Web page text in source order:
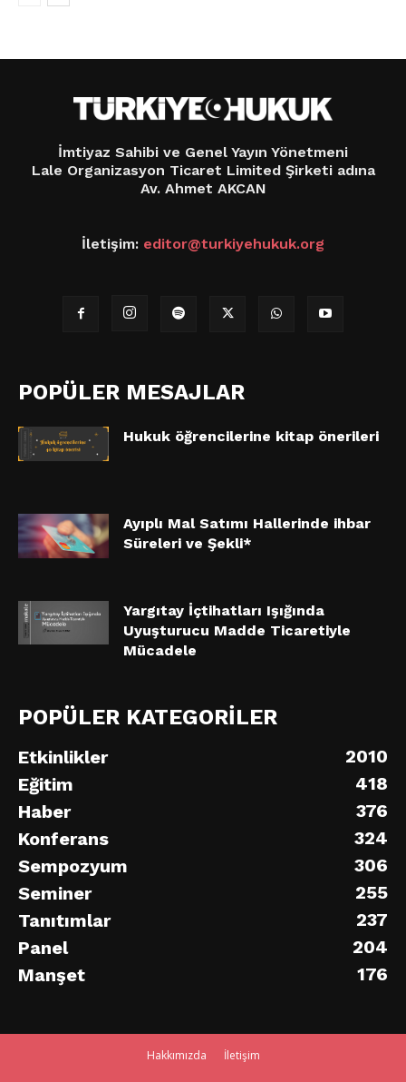
İmtiyaz Sahibi ve Genel Yayın Yönetmeni
Lale Organizasyon Ticaret Limited Şirketi adına
Av. Ahmet AKCAN
İletişim: editor@turkiyehukuk.org
POPÜLER MESAJLAR
Hukuk öğrencilerine kitap önerileri
Ayıplı Mal Satımı Hallerinde ihbar
Süreleri ve Şekli*
Yargıtay İçtihatları Işığında
Uyuşturucu Madde Ticaretiyle
Mücadele
POPÜLER KATEGORİLER
Etkinlikler
2010
Eğitim
418
Haber
376
Konferans
324
Sempozyum
306
Seminer
255
Tanıtımlar
237
Panel
204
Manşet
176
Hakkımızda İletişim